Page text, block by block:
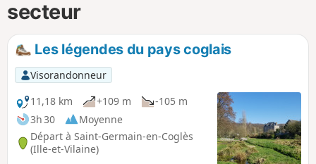
secteur
Les légendes du pays coglais
Visorandonneur
11,18 km
+109 m
-105 m
3h 30
Moyenne
Départ à Saint-Germain-en-Coglès
(Ille-et-Vilaine)